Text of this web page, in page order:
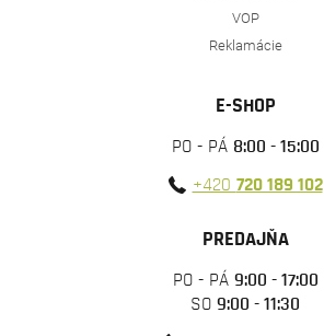
VOP
Reklamácie
E-SHOP
PO - PÁ 8:00 - 15:00
+420 720 189 102
PREDAJŇA
PO - PÁ 9:00 - 17:00
SO 9:00 - 11:30